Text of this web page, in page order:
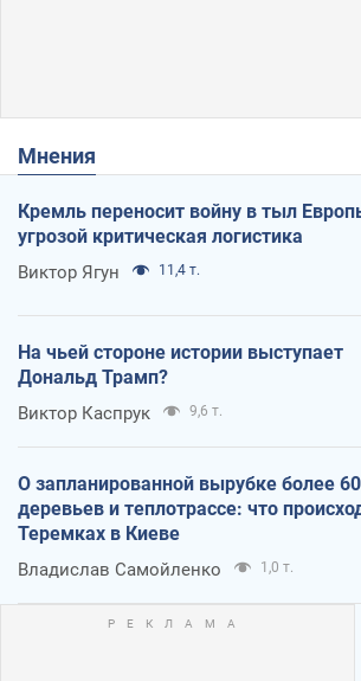
Мнения
Кремль переносит войну в тыл
угрозой критическая логистика
Виктор Ягун 11,4 т.
На чьей стороне истории выступает
Дональд Трамп?
Виктор Каспрук 9,6 т.
О запланированной вырубке более
деревьев и теплотрассе: что
Теремках в Киеве
Владислав Самойленко 1,0 т.